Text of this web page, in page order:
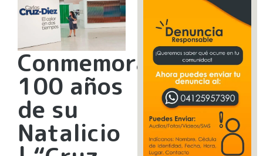
Conmemoran
100 años
de su
Natalicio